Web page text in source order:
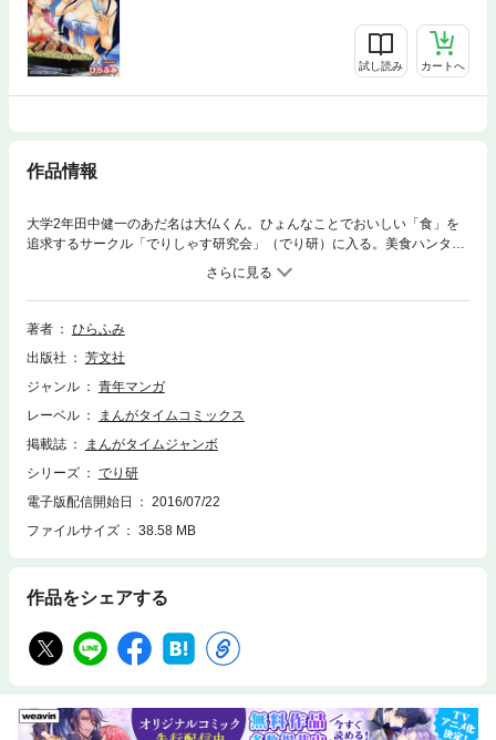
試し読み カートへ
作品情報
大学2年田中健一のあだ名は大仏くん。ひょんなことでおいしい「食」を
追求するサークル「でりしゃす研究会」（でり研）に入る。美食ハンター
海原裕子を始め、アイドル、姉さま、妹ちゃんと多種多様な美女に囲まれ
る青春キャンパス4コマ第1巻。
著者
ひらふみ
出版社
芳文社
ジャンル
青年マンガ
レーベル
まんがタイムコミックス
掲載誌
まんがタイムジャンボ
シリーズ
でり研
電子版配信開始日
2016/07/22
ファイルサイズ
38.58 MB
作品をシェアする